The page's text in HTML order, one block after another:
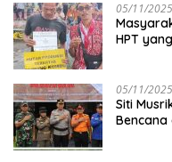
05/11/2025
HPT
05/11/2025
Siti
Bencana